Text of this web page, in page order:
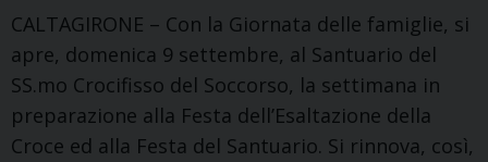
CALTAGIRONE – Con la Giornata delle famiglie, si
apre, domenica 9 settembre, al Santuario del
SS.mo Crocifisso del Soccorso, la settimana in
preparazione alla Festa dell’Esaltazione della
Croce ed alla Festa del Santuario. Si rinnova, così,